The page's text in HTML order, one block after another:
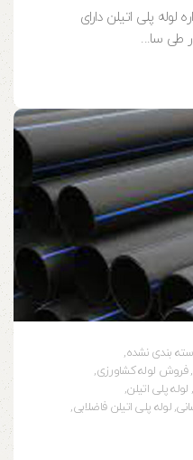
لوله پلی اتیلن دارای
طی سا...
بندی نشده,
,فروش لوله کشاورزی,
, لوله پلی اتیلن,
,لوله پلی اتیلن فاضلابی,